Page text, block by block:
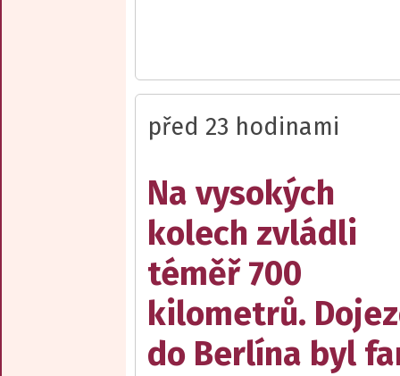
před 23 hodinami
Na vysokých
kolech zvládli
téměř 700
kilometrů.
do Berlína byl